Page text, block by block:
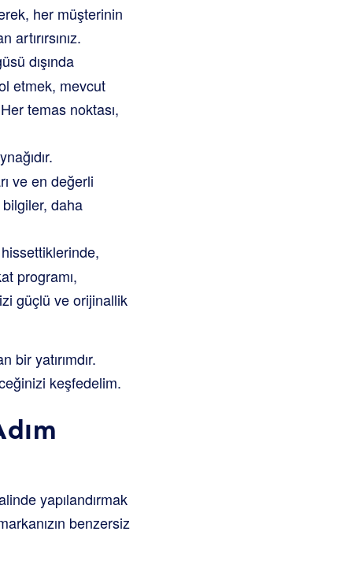
her müşterinin
dışında
etmek, mevcut
temas noktası,
ve en değerli
daha
programı,
güçlü ve orijinallik
bir yatırımdır.
keşfedelim.
yapılandırmak
benzersiz